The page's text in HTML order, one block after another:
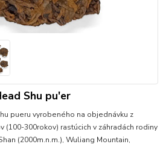
Shu pu'er
pueru vyrobeného na objednávku z
(100-300rokov) rastúcich v záhradách rodiny
(2000m.n.m.), Wuliang Mountain,